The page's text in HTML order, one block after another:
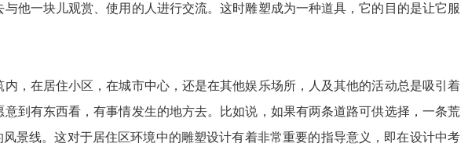
他一块儿观赏、使用的人进行交流。这时雕塑成为一种道具，它的目的是让它服
，在居住小区，在城市中心，还是在其他娱乐场所，人及其他的活动总是吸引着
到有东西看，有事情发生的地方去。比如说，如果有两条道路可供选择，一条荒
景线。这对于居住区环境中的雕塑设计有着非常重要的指导意义，即在设计中考